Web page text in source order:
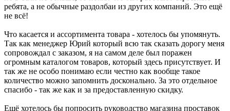
ребята, а не обычные раздолбаи из других компаний. Это ещё
не всё!
Что касается и ассортимента товара - хотелось бы упомянуть.
Так как менеджер Юрий который всю так сказать дорогу меня
сопровождал с заказом, я на самом деле был поражен
огромным каталогом товаров, который здесь присутствует. И
так же не особо понимаю если честно как вообще такое
количество можно запомнить досконально. За это отдельное
спасибо - так же как и за предоставленную скидку.
Ещё хотелось бы попросить руководство магазина проставок